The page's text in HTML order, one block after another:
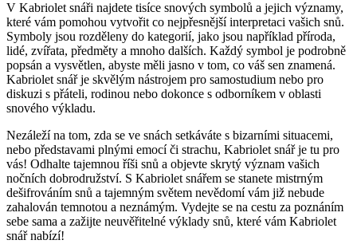
V Kabriolet snáři najdete tisíce snových symbolů a jejich významy,
které vám pomohou vytvořit co nejpřesnější interpretaci vašich snů.
Symboly jsou rozděleny do kategorií, jako jsou například příroda,
lidé, zvířata, předměty a mnoho dalších. Každý symbol je podrobně
popsán a vysvětlen, abyste měli jasno v tom, co váš sen znamená.
Kabriolet snář je skvělým nástrojem pro samostudium nebo pro
diskuzi s přáteli, rodinou nebo dokonce s odborníkem v oblasti
snového výkladu.
Nezáleží na tom, zda se ve snách setkáváte s bizarními situacemi,
nebo představami plnými emocí či strachu, Kabriolet snář je tu pro
vás! Odhalte tajemnou říši snů a objevte skrytý význam vašich
nočních dobrodružství. S Kabriolet snářem se stanete mistrným
dešifrováním snů a tajemným světem nevědomí vám již nebude
zahalován temnotou a neznámým. Vydejte se na cestu za poznáním
sebe sama a zažijte neuvěřitelné výklady snů, které vám Kabriolet
snář nabízí!